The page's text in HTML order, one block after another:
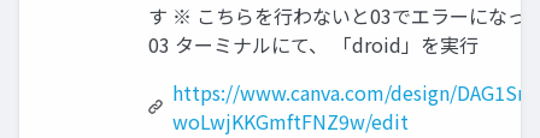
す ※ こちらを行わないと03でエラーになっ
03 ターミナルにて、 「droid」を実行
https://www.canva.com/design/
woLwjKKGmftFNZ9w/edit